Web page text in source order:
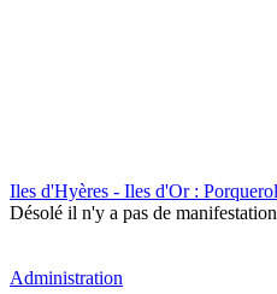
Iles d'Hyères - Iles d'Or :
Désolé il n'y a pas de
Administration